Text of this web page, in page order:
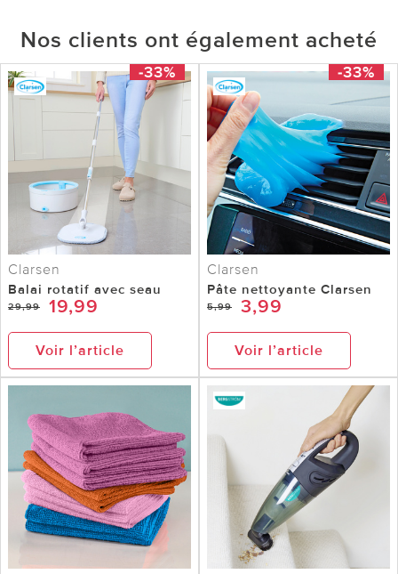
Nos clients ont également acheté
-33%
Clarsen
Balai rotatif avec seau
29,99 19,99
Voir l’article
-33%
Clarsen
Pâte nettoyante Clarsen
5,99 3,99
Voir l’article